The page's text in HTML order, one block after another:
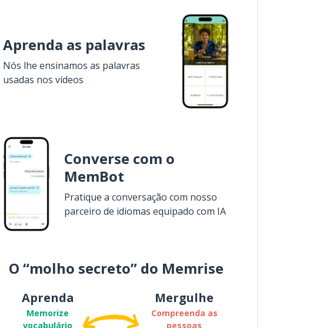
Aprenda as palavras
Nós lhe ensinamos as palavras
usadas nos vídeos
Converse com o
MemBot
Pratique a conversação com nosso
parceiro de idiomas equipado com IA
O “molho secreto” do Memrise
Aprenda
Memorize
vocabulário
Mergulhe
Compreenda as
pessoas